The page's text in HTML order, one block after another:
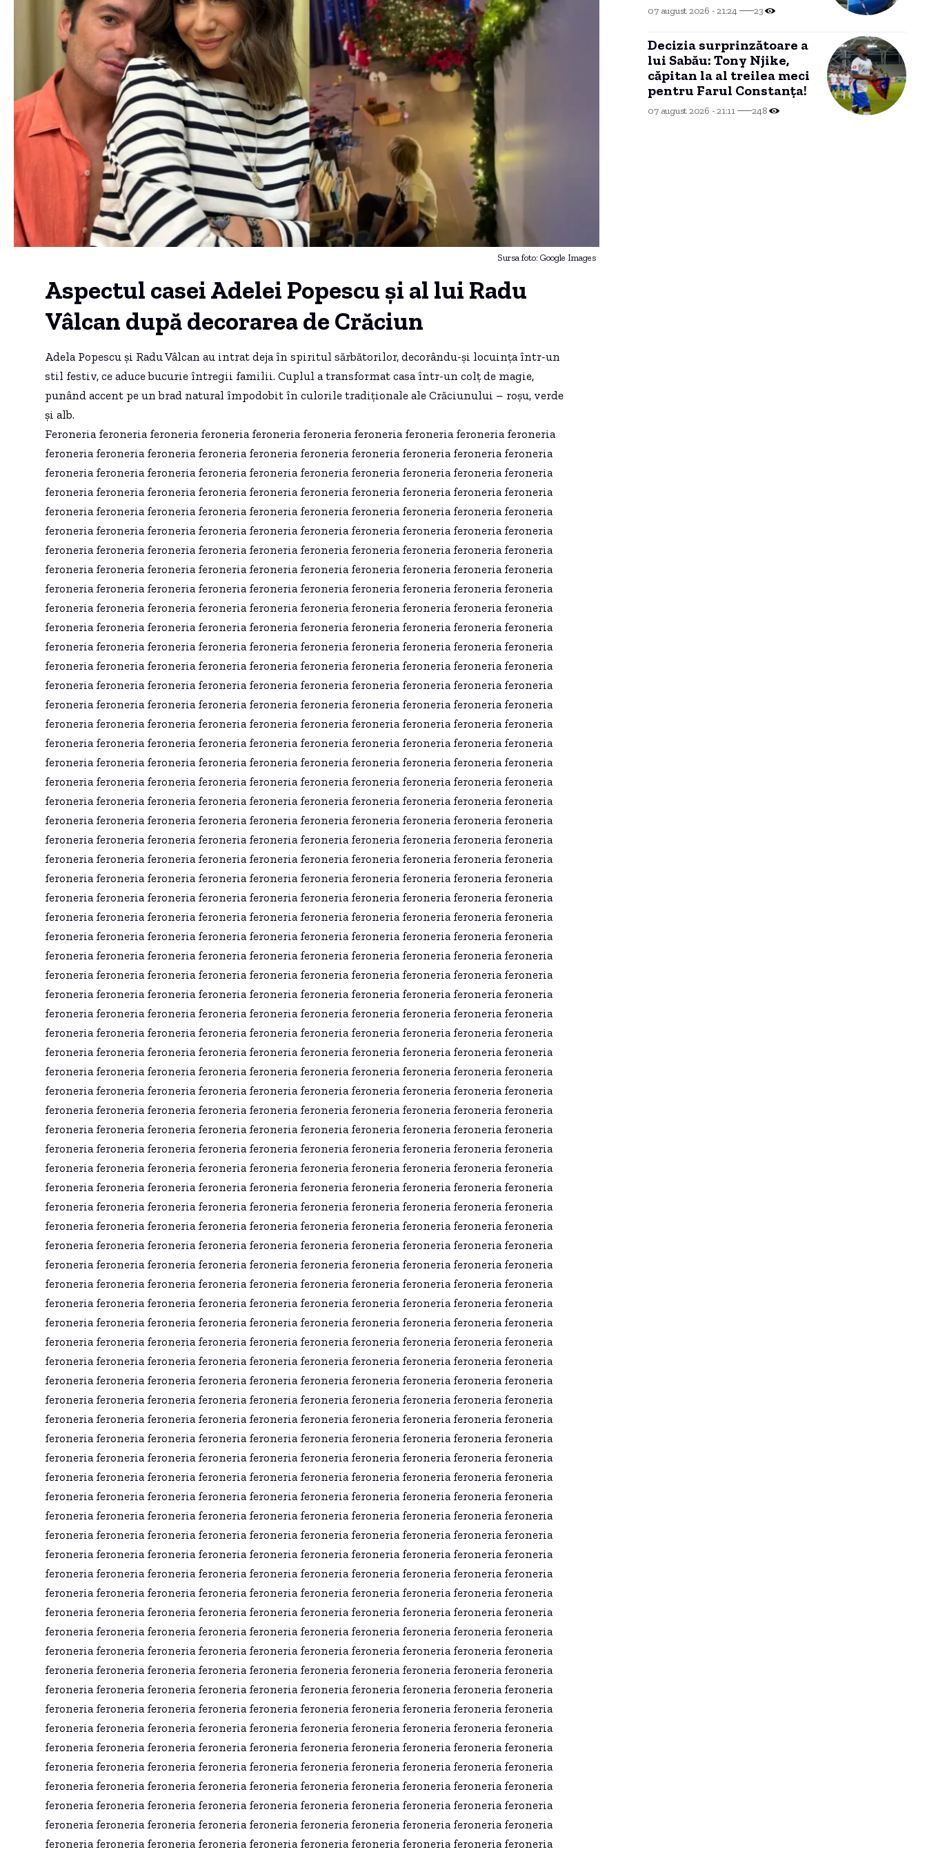
Sursa foto: Google Images
Aspectul casei Adelei Popescu și al lui Radu
Vâlcan după decorarea de Crăciun
Adela Popescu și Radu Vâlcan au intrat deja în spiritul sărbătorilor, decorându-și locuința într-un
stil festiv, ce aduce bucurie întregii familii. Cuplul a transformat casa într-un colț de magie,
punând accent pe un brad natural împodobit în culorile tradiționale ale Crăciunului – roșu, verde
și alb.
Feroneria feroneria feroneria feroneria feroneria feroneria feroneria feroneria feroneria feroneria
feroneria feroneria feroneria feroneria feroneria feroneria feroneria feroneria feroneria feroneria
feroneria feroneria feroneria feroneria feroneria feroneria feroneria feroneria feroneria feroneria
feroneria feroneria feroneria feroneria feroneria feroneria feroneria feroneria feroneria feroneria
feroneria feroneria feroneria feroneria feroneria feroneria feroneria feroneria feroneria feroneria
feroneria feroneria feroneria feroneria feroneria feroneria feroneria feroneria feroneria feroneria
feroneria feroneria feroneria feroneria feroneria feroneria feroneria feroneria feroneria feroneria
feroneria feroneria feroneria feroneria feroneria feroneria feroneria feroneria feroneria feroneria
feroneria feroneria feroneria feroneria feroneria feroneria feroneria feroneria feroneria feroneria
feroneria feroneria feroneria feroneria feroneria feroneria feroneria feroneria feroneria feroneria
feroneria feroneria feroneria feroneria feroneria feroneria feroneria feroneria feroneria feroneria
feroneria feroneria feroneria feroneria feroneria feroneria feroneria feroneria feroneria feroneria
feroneria feroneria feroneria feroneria feroneria feroneria feroneria feroneria feroneria feroneria
feroneria feroneria feroneria feroneria feroneria feroneria feroneria feroneria feroneria feroneria
feroneria feroneria feroneria feroneria feroneria feroneria feroneria feroneria feroneria feroneria
feroneria feroneria feroneria feroneria feroneria feroneria feroneria feroneria feroneria feroneria
feroneria feroneria feroneria feroneria feroneria feroneria feroneria feroneria feroneria feroneria
feroneria feroneria feroneria feroneria feroneria feroneria feroneria feroneria feroneria feroneria
feroneria feroneria feroneria feroneria feroneria feroneria feroneria feroneria feroneria feroneria
feroneria feroneria feroneria feroneria feroneria feroneria feroneria feroneria feroneria feroneria
feroneria feroneria feroneria feroneria feroneria feroneria feroneria feroneria feroneria feroneria
feroneria feroneria feroneria feroneria feroneria feroneria feroneria feroneria feroneria feroneria
feroneria feroneria feroneria feroneria feroneria feroneria feroneria feroneria feroneria feroneria
feroneria feroneria feroneria feroneria feroneria feroneria feroneria feroneria feroneria feroneria
feroneria feroneria feroneria feroneria feroneria feroneria feroneria feroneria feroneria feroneria
feroneria feroneria feroneria feroneria feroneria feroneria feroneria feroneria feroneria feroneria
feroneria feroneria feroneria feroneria feroneria feroneria feroneria feroneria feroneria feroneria
feroneria feroneria feroneria feroneria feroneria feroneria feroneria feroneria feroneria feroneria
feroneria feroneria feroneria feroneria feroneria feroneria feroneria feroneria feroneria feroneria
feroneria feroneria feroneria feroneria feroneria feroneria feroneria feroneria feroneria feroneria
feroneria feroneria feroneria feroneria feroneria feroneria feroneria feroneria feroneria feroneria
feroneria feroneria feroneria feroneria feroneria feroneria feroneria feroneria feroneria feroneria
feroneria feroneria feroneria feroneria feroneria feroneria feroneria feroneria feroneria feroneria
feroneria feroneria feroneria feroneria feroneria feroneria feroneria feroneria feroneria feroneria
feroneria feroneria feroneria feroneria feroneria feroneria feroneria feroneria feroneria feroneria
feroneria feroneria feroneria feroneria feroneria feroneria feroneria feroneria feroneria feroneria
feroneria feroneria feroneria feroneria feroneria feroneria feroneria feroneria feroneria feroneria
feroneria feroneria feroneria feroneria feroneria feroneria feroneria feroneria feroneria feroneria
feroneria feroneria feroneria feroneria feroneria feroneria feroneria feroneria feroneria feroneria
feroneria feroneria feroneria feroneria feroneria feroneria feroneria feroneria feroneria feroneria
feroneria feroneria feroneria feroneria feroneria feroneria feroneria feroneria feroneria feroneria
feroneria feroneria feroneria feroneria feroneria feroneria feroneria feroneria feroneria feroneria
feroneria feroneria feroneria feroneria feroneria feroneria feroneria feroneria feroneria feroneria
feroneria feroneria feroneria feroneria feroneria feroneria feroneria feroneria feroneria feroneria
feroneria feroneria feroneria feroneria feroneria feroneria feroneria feroneria feroneria feroneria
feroneria feroneria feroneria feroneria feroneria feroneria feroneria feroneria feroneria feroneria
feroneria feroneria feroneria feroneria feroneria feroneria feroneria feroneria feroneria feroneria
feroneria feroneria feroneria feroneria feroneria feroneria feroneria feroneria feroneria feroneria
feroneria feroneria feroneria feroneria feroneria feroneria feroneria feroneria feroneria feroneria
feroneria feroneria feroneria feroneria feroneria feroneria feroneria feroneria feroneria feroneria
feroneria feroneria feroneria feroneria feroneria feroneria feroneria feroneria feroneria feroneria
feroneria feroneria feroneria feroneria feroneria feroneria feroneria feroneria feroneria feroneria
feroneria feroneria feroneria feroneria feroneria feroneria feroneria feroneria feroneria feroneria
feroneria feroneria feroneria feroneria feroneria feroneria feroneria feroneria feroneria feroneria
feroneria feroneria feroneria feroneria feroneria feroneria feroneria feroneria feroneria feroneria
feroneria feroneria feroneria feroneria feroneria feroneria feroneria feroneria feroneria feroneria
feroneria feroneria feroneria feroneria feroneria feroneria feroneria feroneria feroneria feroneria
feroneria feroneria feroneria feroneria feroneria feroneria feroneria feroneria feroneria feroneria
feroneria feroneria feroneria feroneria feroneria feroneria feroneria feroneria feroneria feroneria
feroneria feroneria feroneria feroneria feroneria feroneria feroneria feroneria feroneria feroneria
feroneria feroneria feroneria feroneria feroneria feroneria feroneria feroneria feroneria feroneria
feroneria feroneria feroneria feroneria feroneria feroneria feroneria feroneria feroneria feroneria
feroneria feroneria feroneria feroneria feroneria feroneria feroneria feroneria feroneria feroneria
feroneria feroneria feroneria feroneria feroneria feroneria feroneria feroneria feroneria feroneria
feroneria feroneria feroneria feroneria feroneria feroneria feroneria feroneria feroneria feroneria
feroneria feroneria feroneria feroneria feroneria feroneria feroneria feroneria feroneria feroneria
feroneria feroneria feroneria feroneria feroneria feroneria feroneria feroneria feroneria feroneria
feroneria feroneria feroneria feroneria feroneria feroneria feroneria feroneria feroneria feroneria
feroneria feroneria feroneria feroneria feroneria feroneria feroneria feroneria feroneria feroneria
feroneria feroneria feroneria feroneria feroneria feroneria feroneria feroneria feroneria feroneria
feroneria feroneria feroneria feroneria feroneria feroneria feroneria feroneria feroneria feroneria
feroneria feroneria feroneria feroneria feroneria feroneria feroneria feroneria feroneria feroneria
feroneria feroneria feroneria feroneria feroneria feroneria feroneria feroneria feroneria feroneria
feroneria feroneria feroneria feroneria feroneria feroneria feroneria feroneria feroneria feroneria
smulse și zeci de mașini
avariate
07 august 2026 - 21:24 23
Decizia surprinzătoare a
lui Sabău: Tony Njike,
căpitan la al treilea meci
pentru Farul Constanța!
07 august 2026 - 21:11 248